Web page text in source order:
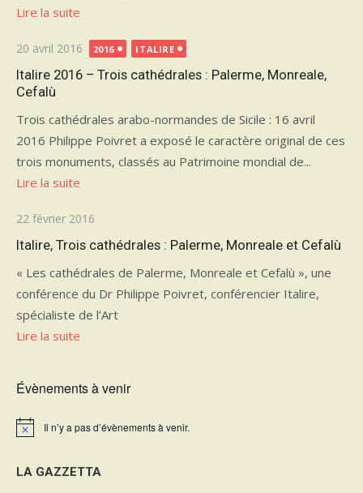
Lire la suite
Publié
le
20 avril 2016 2016 ITALIRE
Italire 2016 – Trois cathédrales : Palerme, Monreale,
Cefalù
Trois cathédrales arabo-normandes de Sicile : 16 avril
2016 Philippe Poivret a exposé le caractère original de ces
trois monuments, classés au Patrimoine mondial de...
Lire la suite
Publié
le
22 février 2016
Italire, Trois cathédrales : Palerme, Monreale et Cefalù
« Les cathédrales de Palerme, Monreale et Cefalù », une
conférence du Dr Philippe Poivret, conférencier Italire,
spécialiste de l’Art
Lire la suite
Évènements à venir
Notice Il n’y a pas d’évènements à venir.
LA GAZZETTA